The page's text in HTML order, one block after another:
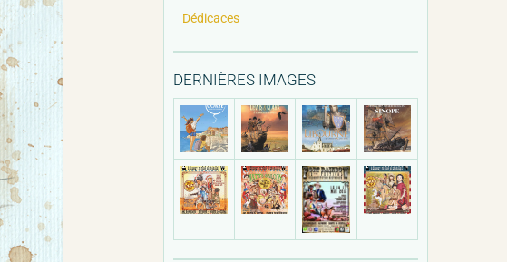
Dédicaces
DERNIÈRES IMAGES